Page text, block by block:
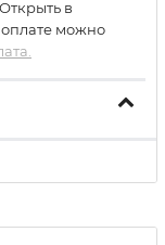
в
оплате можно